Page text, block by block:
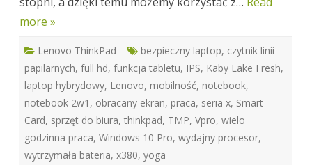
more »
Lenovo ThinkPad bezpieczny laptop, czytnik linii
papilarnych, full hd, funkcja tabletu, IPS, Kaby Lake Fresh,
laptop hybrydowy, Lenovo, mobilność, notebook,
notebook 2w1 , obracany ekran, praca, seria x, Smart
Card, sprzęt do biura, thinkpad, TMP, Vpro, wielo
godzinna praca, Windows 10 Pro, wydajny procesor,
wytrzymała bateria, x380, yoga